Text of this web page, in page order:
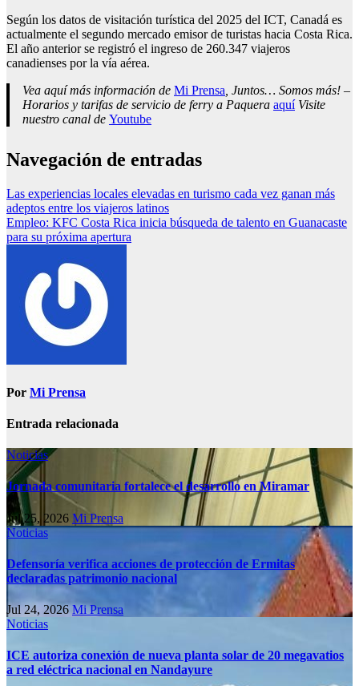
Según los datos de visitación turística del 2025 del ICT, Canadá es
actualmente el segundo mercado emisor de turistas hacia Costa Rica.
El año anterior se registró el ingreso de 260.347 viajeros
canadienses por la vía aérea.
Vea aquí más información de Mi Prensa, Juntos… Somos más! –
Horarios y tarifas de servicio de ferry a Paquera aquíVisite
nuestro canal de Youtube
Navegación de entradas
Las experiencias locales elevadas en turismo cada vez ganan más
adeptos entre los viajeros latinos
Empleo: KFC Costa Rica inicia búsqueda de talento en Guanacaste
para su próxima apertura
Por Mi Prensa
Entrada relacionada
Noticias
Jornada comunitaria fortalece el desarrollo en Miramar
Jul 25, 2026 Mi Prensa
Noticias
Defensoría verifica acciones de protección de Ermitas
declaradas patrimonio nacional
Jul 24, 2026Mi Prensa
Noticias
ICE autoriza conexión de nueva planta solar de 20 megavatios
a red eléctrica nacional en Nandayure